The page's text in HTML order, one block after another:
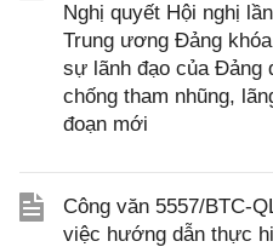
Nghị quyết Hội nghị
Trung ương Đảng
sự lãnh đạo của Đảng
chống tham nhũng,
đoạn mới
Công văn 5557/BTC-
việc hướng dẫn thực